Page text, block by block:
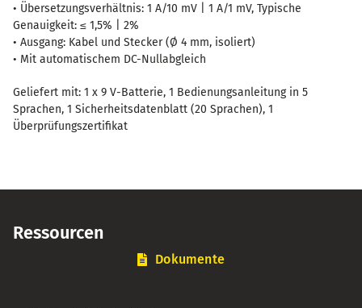
• Übersetzungsverhältnis: 1 A/10 mV | 1 A/1 mV, Typische
Genauigkeit: ≤ 1,5% | 2%
• Ausgang: Kabel und Stecker (Ø 4 mm, isoliert)
• Mit automatischem DC-Nullabgleich
Geliefert mit: 1 x 9 V-Batterie, 1 Bedienungsanleitung in 5
Sprachen, 1 Sicherheitsdatenblatt (20 Sprachen), 1
Überprüfungszertifikat
Ressourcen
Dokumente